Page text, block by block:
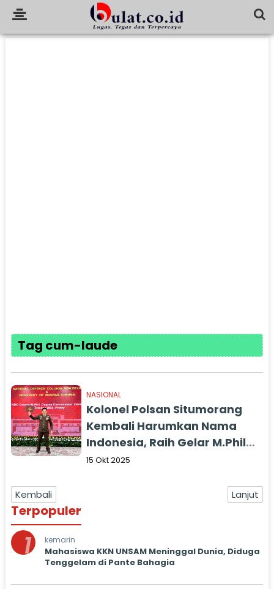
Tag cum-laude
NASIONAL
Kolonel Polsan Situmorang
Kembali Harumkan Nama
Indonesia, Raih Gelar M.Phil
Dari Madrash University
15 Okt 2025
Kembali Lanjut
Terpopuler
1 kemarin
Mahasiswa KKN UNSAM Meninggal Dunia, Diduga
Tenggelam di Pante Bahagia